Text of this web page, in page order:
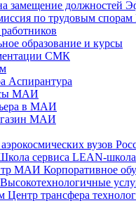
замещение должностей
по трудовым спорам
образование и курсы
СМК
Аспирантура
МАИ
в МАИ
МАИ
вузов
сервиса LEAN-школа
МАИ Корпоративное
Высокотехнологичные
Центр трансфера